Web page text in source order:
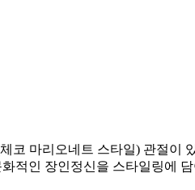
코 마리오네트 스타일) 관절이
적인 장인정신을 스타일링에